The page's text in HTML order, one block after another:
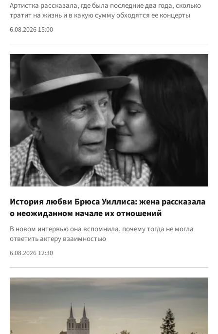
Артистка рассказала, где была последние два года, сколько
тратит на жизнь и в какую сумму обходятся ее концерты
6.08.2026 15:00
История любви Брюса Уиллиса: жена рассказала
о неожиданном начале их отношений
В новом интервью она вспомнила, почему тогда не могла
ответить актеру взаимностью
6.08.2026 12:30